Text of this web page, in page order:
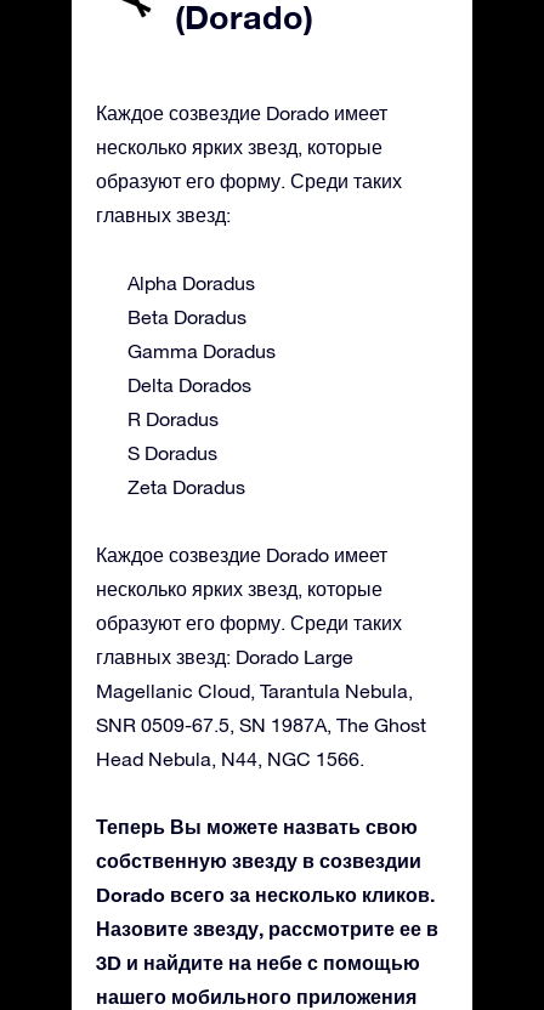
(Dorado)
Каждое созвездие Dorado имеет
несколько ярких звезд, которые
образуют его форму. Среди таких
главных звезд:
Alpha Doradus
Beta Doradus
Gamma Doradus
Delta Dorados
R Doradus
S Doradus
Zeta Doradus
Каждое созвездие Dorado имеет
несколько ярких звезд, которые
образуют его форму. Среди таких
главных звезд: Dorado Large
Magellanic Cloud, Tarantula Nebula,
SNR 0509-67.5, SN 1987A, The Ghost
Head Nebula, N44, NGC 1566.
Теперь Вы можете назвать свою
собственную звезду в созвездии
Dorado всего за несколько кликов.
Назовите звезду, рассмотрите ее в
3D и найдите на небе с помощью
нашего мобильного приложения